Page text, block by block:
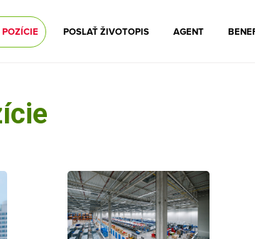
POSLAŤ ŽIVOTOPIS AGENT